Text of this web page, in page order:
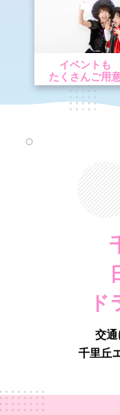
イベントも
たくさんご用
ド
交通
千里丘